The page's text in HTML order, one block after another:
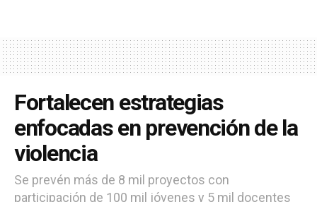
Fortalecen estrategias
enfocadas en prevención de la
violencia
Se prevén más de 8 mil proyectos con
participación de 100 mil jóvenes y 5 mil docentes